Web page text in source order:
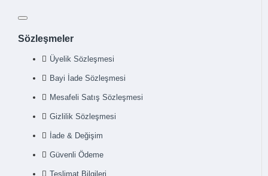
Sözleşmeler
Üyelik Sözleşmesi
Bayi İade Sözleşmesi
Mesafeli Satış Sözleşmesi
Gizlilik Sözleşmesi
İade & Değişim
Güvenli Ödeme
Teslimat Bilgileri